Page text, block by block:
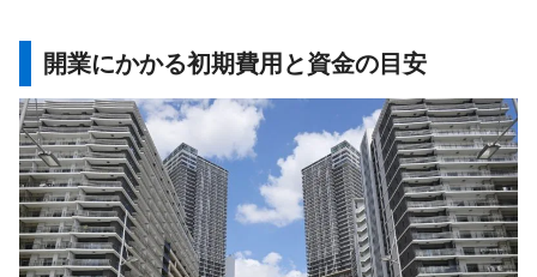
開業にかかる初期費用と資金の目安